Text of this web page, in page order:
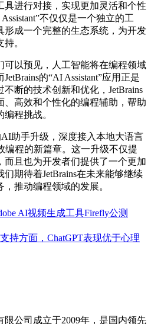
具进行对接，实现更加灵活和个性
不仅仅是一个独立的工
形成一个完整的生态系统，为开发
。
以预见，人工智能将在编程领域
的“AI Assistant”应用正是
断的技术创新和优化，JetBrains
、高效和个性化的编程辅助，帮助
程挑战。
助手升级，深度接入本地大语言
编程的新篇章。这一升级不仅提
而且也为开发者们提供了一个更加
期待着JetBrains在未来能够继续
推动编程领域的发展。
AI视频生成工具Firefly公测
持方面，ChatGPT表现优于心理
公司成立于2009年，是国内领先